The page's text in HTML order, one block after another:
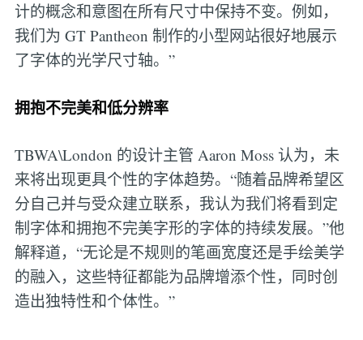
计的概念和意图在所有尺寸中保持不变。例如，
我们为 GT Pantheon 制作的小型网站很好地展示
了字体的光学尺寸轴。”
拥抱不完美和低分辨率
TBWA\London 的设计主管 Aaron Moss 认为，未
来将出现更具个性的字体趋势。“随着品牌希望区
分自己并与受众建立联系，我认为我们将看到定
制字体和拥抱不完美字形的字体的持续发展。”他
解释道，“无论是不规则的笔画宽度还是手绘美学
的融入，这些特征都能为品牌增添个性，同时创
造出独特性和个体性。”